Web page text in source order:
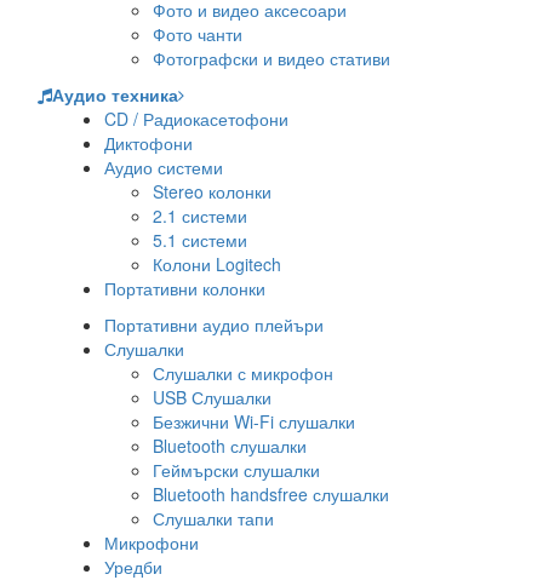
Фото и видео аксесоари
Фото чанти
Фотографски и видео стативи
Аудио техника
CD / Радиокасетофони
Диктофони
Аудио системи
Stereo колонки
2.1 системи
5.1 системи
Колони Logitech
Портативни колонки
Портативни аудио плейъри
Слушалки
Слушалки с микрофон
USB Слушалки
Безжични Wi-Fi слушалки
Bluetooth слушалки
Геймърски слушалки
Bluetooth handsfree слушалки
Слушалки тапи
Микрофони
Уредби